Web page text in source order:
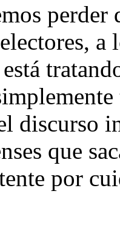
perder
discurso
que
por